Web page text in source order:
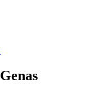
Genas